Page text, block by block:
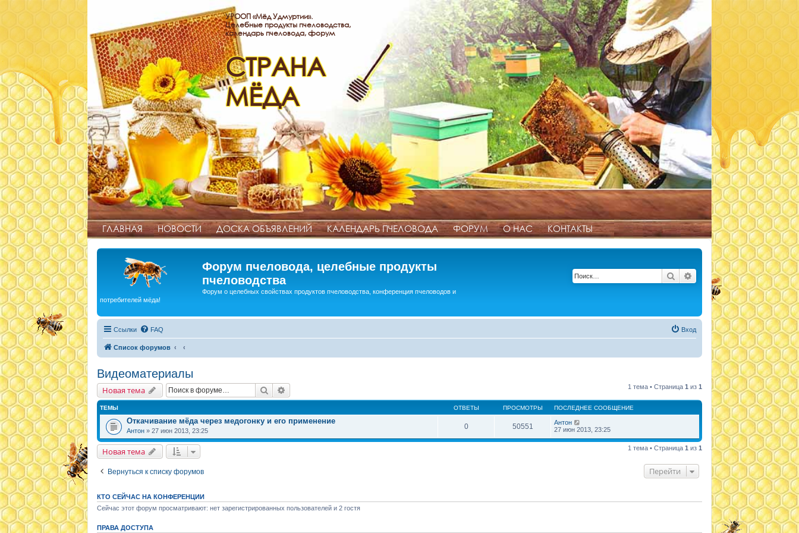
УРООП «Мёд Удмуртии».
Целебные продукты пчеловодства,
календарь пчеловода, форум
СТРАНА
МЁДА
ГЛАВНАЯ НОВОСТИ ДОСКА ОБЪЯВЛЕНИЙ КАЛЕНДАРЬ ПЧЕЛОВОДА ФОРУМ О НАС КОНТАКТЫ
Форум пчеловода, целебные продукты
пчеловодства
Форум о целебных свойствах продуктов пчеловодства, конференция пчеловодов и
потребителей мёда!
Поиск Расширенный поиск
Ссылки FAQ Вход
Список форумов
Видеоматериалы
Новая тема Поиск 1 тема • Страница 1 из 1
ТЕМЫ ОТВЕТЫ ПРОСМОТРЫ ПОСЛЕДНЕЕ СООБЩЕНИЕ
Откачивание мёда через медогонку и его применение
Антон » 27 июн 2013, 23:25
0 50551
Антон
27 июн 2013, 23:25
Новая тема 1 тема • Страница 1 из 1
Вернуться к списку форумов Перейти
КТО СЕЙЧАС НА КОНФЕРЕНЦИИ
Сейчас этот форум просматривают: нет зарегистрированных пользователей и 2 гостя
ПРАВА ДОСТУПА